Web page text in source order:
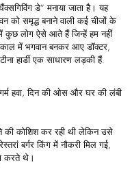
डे” मनाया जाता है। यह
को समृद्ध बनाने वाली कई चीजों के
कुछ लोग ऐसे आते हैं जिन्हें हम नहीं
काल में भगवान बनकर आए डॉक्टर,
हार्डी एक साधारण लड़की हैं.
हवा, दिन की ओस और घर की लंबी
की कोशिश कर रही थी लेकिन उसे
बर्गर किंग में नौकरी मिल गई,
करते थे।